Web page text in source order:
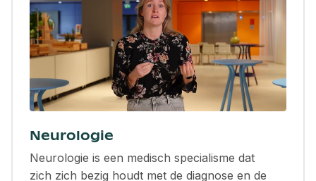
Neurologie
Neurologie is een medisch specialisme dat
zich zich bezig houdt met de diagnose en de